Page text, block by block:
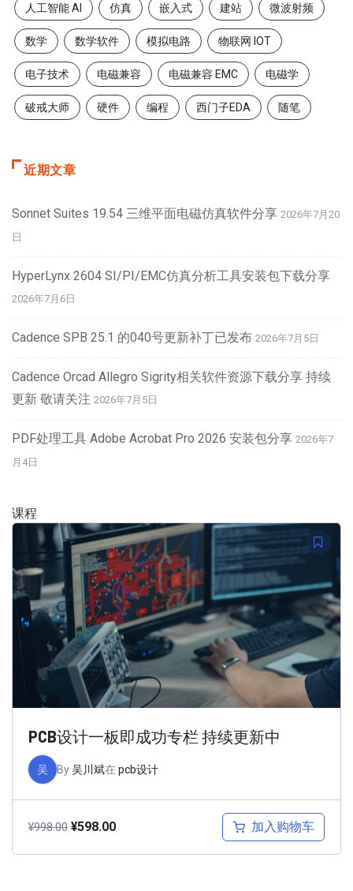
人工智能 AI 仿真 嵌入式 建站 微波射频
数学 数学软件 模拟电路 物联网 IOT
电子技术 电磁兼容 电磁兼容 EMC 电磁学
破戒大师 硬件 编程 西门子EDA 随笔
近期文章
Sonnet Suites 19.54 三维平面电磁仿真软件分享 2026年7月20
日
HyperLynx 2604 SI/PI/EMC仿真分析工具安装包下载分享
2026年7月6日
Cadence SPB 25.1 的040号更新补丁已发布 2026年7月5日
Cadence Orcad Allegro Sigrity相关软件资源下载分享 持续
更新 敬请关注 2026年7月5日
PDF处理工具 Adobe Acrobat Pro 2026 安装包分享 2026年7
月4日
课程
PCB设计一板即成功专栏 持续更新中
吴 By吴川斌在 pcb设计
¥998.00 ¥598.00 加入购物车